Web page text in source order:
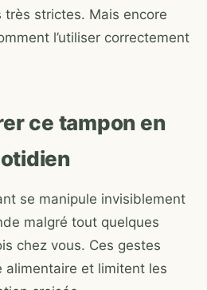
très strictes. Mais encore
l’utiliser correctement
ce tampon en
se manipule invisiblement
malgré tout quelques
chez vous. Ces gestes
alimentaire et limitent les